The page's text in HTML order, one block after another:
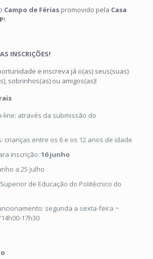
Campo de Férias promovido pela Casa
!
INSCRIÇÕES!
e inscreva já o(as) seus(suas)
sobrinhos(as) ou amigos(as)!
line: através da submissão do
crianças entre os 6 e os 12 anos de idade
inscrição: 16 junho
a 25 julho
de Educação do Politécnico do
segunda a sexta-feira ~
17h30